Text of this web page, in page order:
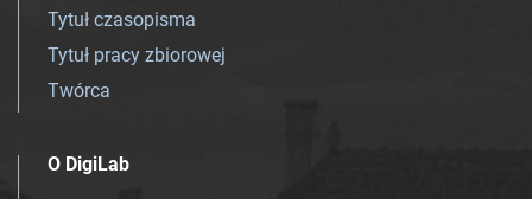
Tytuł czasopisma
Tytuł pracy zbiorowej
Twórca
O DigiLab